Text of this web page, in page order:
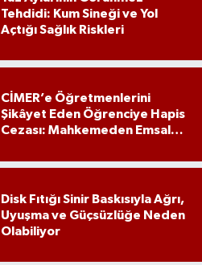
Tehdidi: Kum Sineği ve Yol
Açtığı Sağlık Riskleri
CİMER’e Öğretmenlerini
Şikâyet Eden Öğrenciye Hapis
Cezası: Mahkemeden Emsal
Disk Fıtığı Sinir Baskısıyla Ağrı,
Uyuşma ve Güçsüzlüğe Neden
Olabiliyor